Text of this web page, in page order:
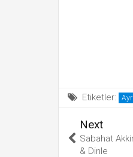
Etiketler:
Next
Sabahat
& Dinle